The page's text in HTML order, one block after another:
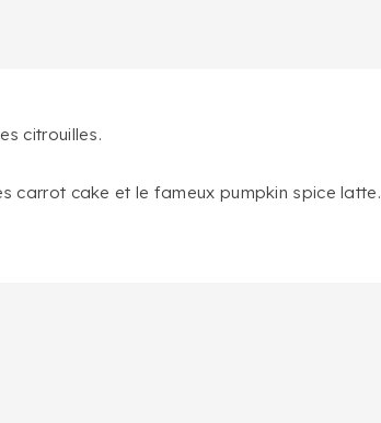
citrouilles.
carrot cake et le fameux pumpkin spice latte.